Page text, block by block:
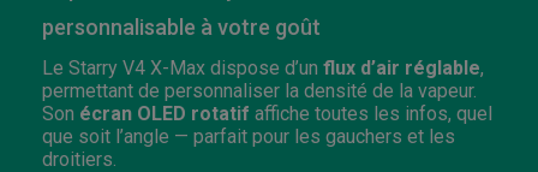
personnalisable à votre goût
Le Starry V4 X-Max dispose d’un flux d’air réglable,
permettant de personnaliser la densité de la vapeur.
Son écran OLED rotatif affiche toutes les infos, quel
que soit l’angle — parfait pour les gauchers et les
droitiers.